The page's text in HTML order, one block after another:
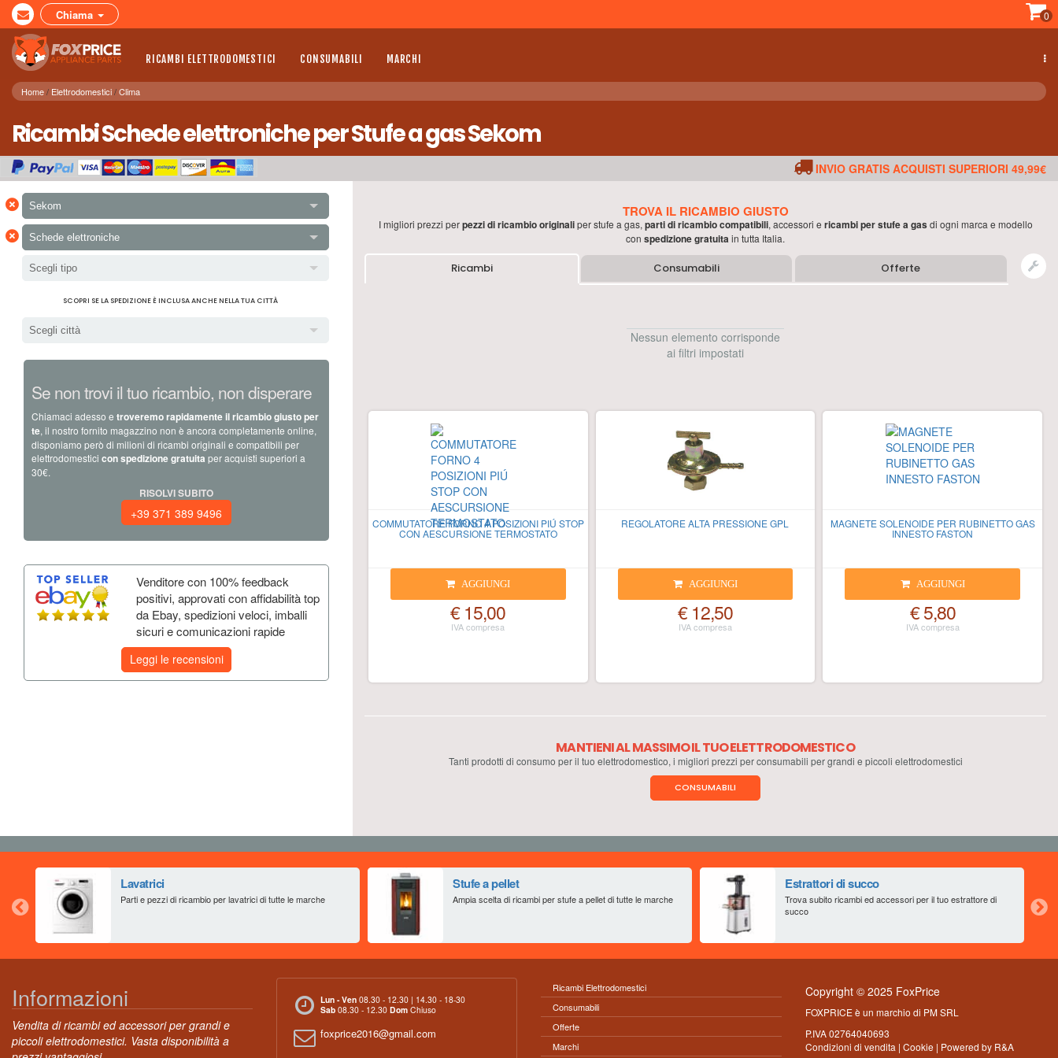
Chiama 0
RICAMBI ELETTRODOMESTICI CONSUMABILI MARCHI
Home Elettrodomestici Clima
Ricambi Schede elettroniche per Stufe a gas Sekom
INVIO GRATIS ACQUISTI SUPERIORI 49,99€
× Sekom
× Schede elettroniche
Scegli tipo
SCOPRI SE LA SPEDIZIONE È INCLUSA ANCHE NELLA TUA CITTÀ
Scegli città
Se non trovi il tuo ricambio, non disperare
Chiamaci adesso e troveremo rapidamente il ricambio giusto per
te, il nostro fornito magazzino non è ancora completamente online,
disponiamo però di milioni di ricambi originali e compatibili per
elettrodomestici con spedizione gratuita per acquisti superiori a
30€.
RISOLVI SUBITO
+39 371 389 9496
Venditore con 100% feedback
positivi, approvati con affidabilità top
da Ebay, spedizioni veloci, imballi
sicuri e comunicazioni rapide
Leggi le recensioni
TROVA IL RICAMBIO GIUSTO
I migliori prezzi perpezzi di ricambio originaliperstufe a gas, parti di ricambio compatibili, accessori e ricambi perstufe a gas di ogni marca e modello
con spedizione gratuitain tutta Italia.
Ricambi Consumabili Offerte
Nessun elemento corrisponde
ai filtri impostati
COMMUTATORE FORNO 4 POSIZIONI PIÚ STOP
CON AESCURSIONE TERMOSTATO
AGGIUNGI
€ 15,00
REGOLATORE ALTA PRESSIONE GPL
AGGIUNGI
€ 12,50
MAGNETE SOLENOIDE PER RUBINETTO GAS
INNESTO FASTON
AGGIUNGI
€ 5,80
MANTIENI AL MASSIMO IL TUO ELETTRODOMESTICO
Tanti prodotti di consumo per il tuo elettrodomestico, i migliori prezzi per consumabili per grandi e piccoli elettrodomestici
CONSUMABILI
Lavatrici
Parti e pezzi di ricambio per lavatrici di tutte le marche
Stufe a pellet
Ampia scelta di ricambi per stufe a pellet di tutte le marche
Estrattori di succo
Trova subito ricambi ed accessori per il tuo estrattore di
succo
Informazioni
Vendita di ricambi ed accessori per grandi e
piccoli elettrodomestici. Vasta disponibilità a
Lun - Ven 08.30 - 12.30 | 14.30 - 18-30
Sab 08.30 - 12.30 Dom Chiuso
foxprice2016@gmail.com
Ricambi Elettrodomestici
Consumabili
Offerte
Marchi
Copyright © 2025 FoxPrice
FOXPRICE è un marchio di PM SRL
P.IVA 02764040693
Condizioni di vendita | Cookie | Powered by R&A